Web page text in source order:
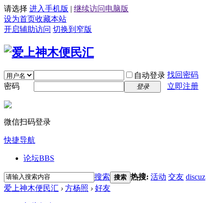
请选择 进入手机版 | 继续访问电脑版
设为首页收藏本站
开启辅助访问 切换到窄版
自动登录 找回密码
密码
登录 立即注册
微信扫码登录
快捷导航
论坛BBS
搜索 搜索 热搜: 活动 交友 discuz
爱上神木便民汇 › 方杨照 › 好友